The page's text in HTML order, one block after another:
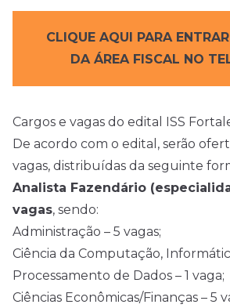
CLIQUE AQUI PARA
DA ÁREA FISCAL NO
Cargos e vagas do edital ISS
De acordo com o edital, serão
vagas, distribuídas da seguinte
Analista Fazendário
vagas, sendo:
Administração – 5 vagas;
Ciência da Computação,
Processamento de Dados – 1 vaga;
Ciências Econômicas/Finanças – 5